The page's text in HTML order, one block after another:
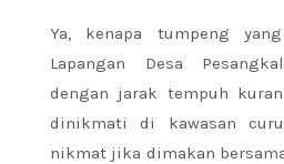
Ya, kenapa tumpeng
Lapangan Desa
dengan jarak tempuh
dinikmati di kawasan
nikmat jika dimakan